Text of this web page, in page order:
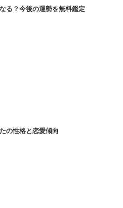
る？今後の運勢を無料鑑定
の性格と恋愛傾向